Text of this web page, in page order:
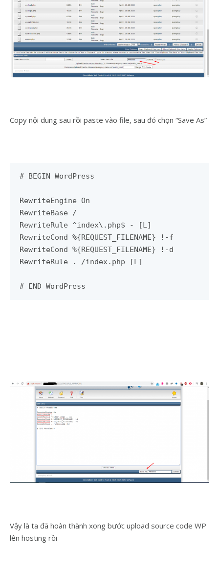
Copy nội dung sau rồi paste vào file, sau đó chọn “Save As”
# BEGIN WordPress
RewriteEngine On
RewriteBase /
RewriteRule ^index\.php$ - [L]
RewriteCond %{REQUEST_FILENAME} !-f
RewriteCond %{REQUEST_FILENAME} !-d
RewriteRule . /index.php [L]
# END WordPress
Vậy là ta đã hoàn thành xong bước upload source code WP
lên hosting rồi